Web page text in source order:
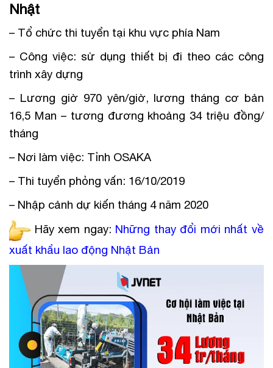
Nhật
– Tổ chức thi tuyển tại khu vực phía Nam
– Công việc: sử dụng thiết bị đi theo các công
trình xây dựng
– Lương giờ 970 yên/giờ, lương tháng cơ bản
16,5 Man – tương đương khoảng 34 triệu đồng/
tháng
– Nơi làm việc: Tỉnh OSAKA
– Thi tuyển phỏng vấn: 16/10/2019
– Nhập cảnh dự kiến tháng 4 năm 2020
Hãy xem ngay: Những thay đổi mới nhất về
xuất khẩu lao động Nhật Bản